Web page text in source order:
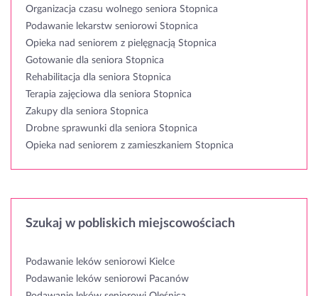
Organizacja czasu wolnego seniora Stopnica
Podawanie lekarstw seniorowi Stopnica
Opieka nad seniorem z pielęgnacją Stopnica
Gotowanie dla seniora Stopnica
Rehabilitacja dla seniora Stopnica
Terapia zajęciowa dla seniora Stopnica
Zakupy dla seniora Stopnica
Drobne sprawunki dla seniora Stopnica
Opieka nad seniorem z zamieszkaniem Stopnica
Szukaj w pobliskich miejscowościach
Podawanie leków seniorowi Kielce
Podawanie leków seniorowi Pacanów